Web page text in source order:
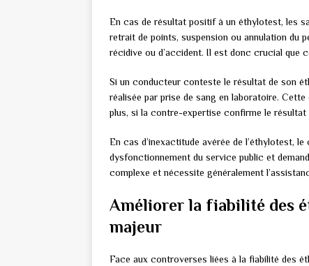
En cas de résultat positif à un éthylotest, les
retrait de points, suspension ou annulation du
récidive ou d’accident. Il est donc crucial que
Si un conducteur conteste le résultat de son
réalisée par prise de sang en laboratoire.
plus, si la contre-expertise confirme le
En cas d’inexactitude avérée de l’éthylotest,
dysfonctionnement du service public et
complexe et nécessite généralement
Améliorer la fiabilité des
majeur
Face aux controverses liées à la fiabilité des